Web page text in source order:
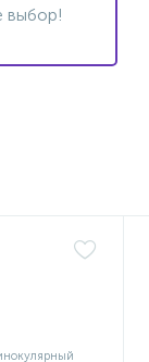
выбор!